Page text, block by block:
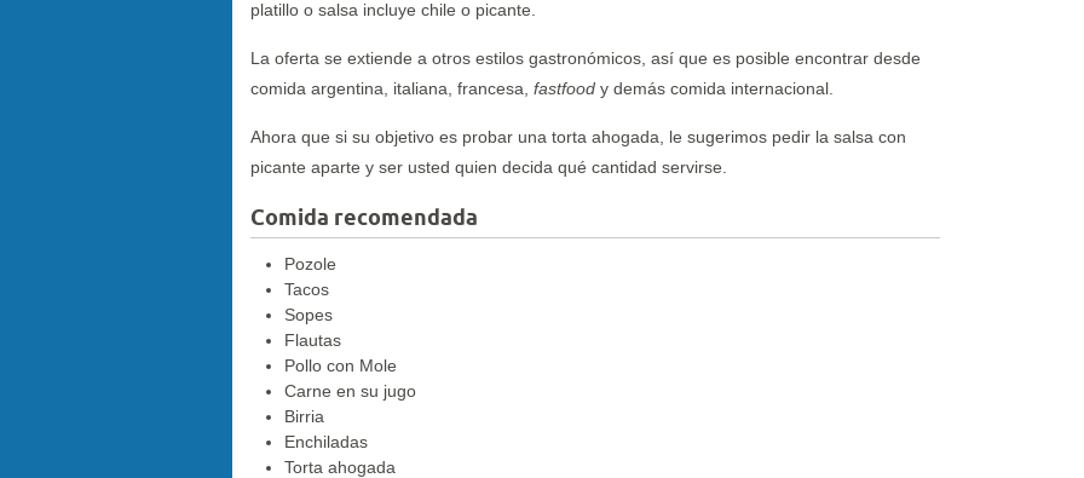
platillo o salsa incluye chile o picante.
La oferta se extiende a otros estilos gastronómicos, así que es posible encontrar desde
comida argentina, italiana, francesa, fastfood y demás comida internacional.
Ahora que si su objetivo es probar una torta ahogada, le sugerimos pedir la salsa con
picante aparte y ser usted quien decida qué cantidad servirse.
Comida recomendada
Pozole
Tacos
Sopes
Flautas
Pollo con Mole
Carne en su jugo
Birria
Enchiladas
Torta ahogada